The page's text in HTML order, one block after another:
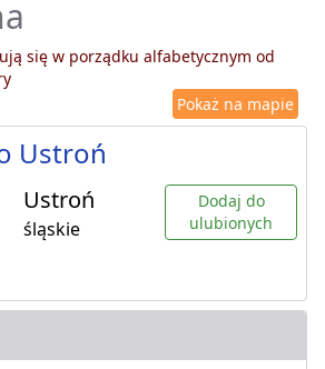
się w porządku alfabetycznym od
Pokaż na mapie
Ustroń
Ustroń
śląskie
Dodaj do
ulubionych